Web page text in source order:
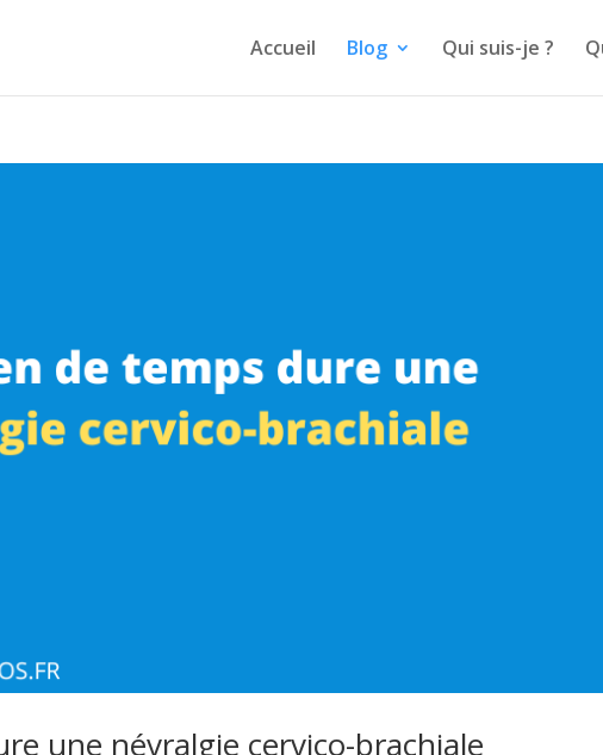
Accueil Blog Qui suis-je ?
une névralgie cervico-brachiale